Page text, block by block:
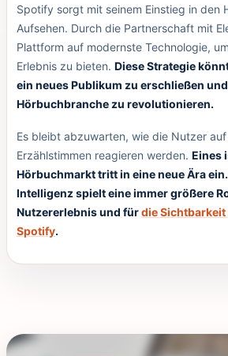
Spotify sorgt mit seinem Einstieg in den
Aufsehen. Durch die Partnerschaft mit
Plattform auf modernste Technologie,
Erlebnis zu bieten. Diese Strategie
ein neues Publikum zu erschließen
Hörbuchbranche zu revolutionieren.
Es bleibt abzuwarten, wie die Nutzer
Erzählstimmen reagieren werden. Eines
Hörbuchmarkt tritt in eine neue Ära
Intelligenz spielt eine immer größere
Nutzererlebnis und fürdie
Spotify.